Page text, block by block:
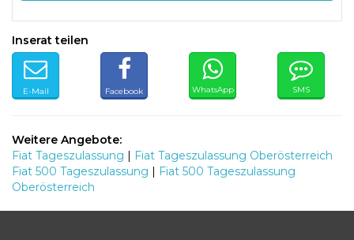
Inserat teilen
E-Mail Facebook WhatsApp SMS
Weitere Angebote:
Fiat Tageszulassung | Fiat Tageszulassung Oberösterreich
Fiat 500 Tageszulassung | Fiat 500 Tageszulassung
Oberösterreich